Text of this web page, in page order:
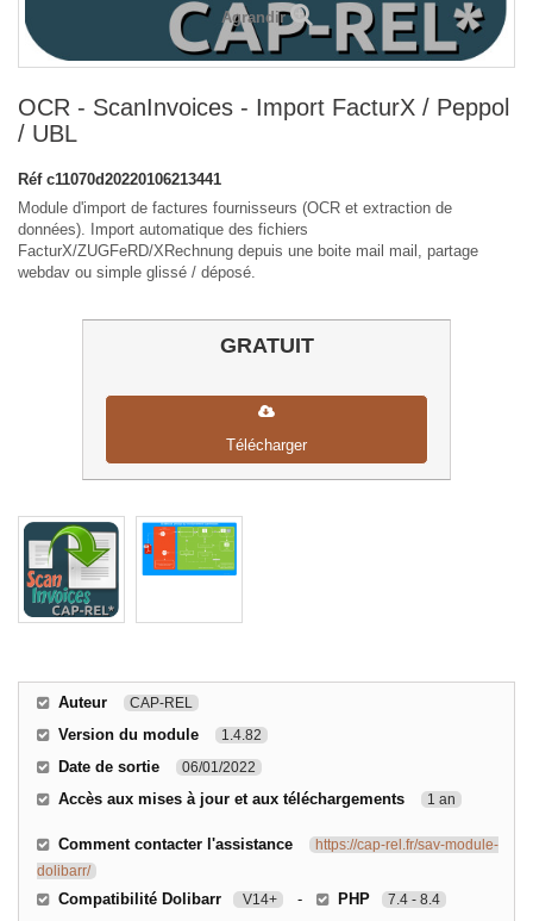
Agrandir
OCR - ScanInvoices - Import FacturX / Peppol
/ UBL
Réf c11070d20220106213441
Module d'import de factures fournisseurs (OCR et extraction de
données). Import automatique des fichiers
FacturX/ZUGFeRD/XRechnung depuis une boite mail mail, partage
webdav ou simple glissé / déposé.
GRATUIT
Télécharger
Auteur CAP-REL
Version du module 1.4.82
Date de sortie 06/01/2022
Accès aux mises à jour et aux téléchargements 1 an
Comment contacter l'assistance
https://cap-rel.fr/sav-module-
dolibarr/
Compatibilité Dolibarr V14+ - PHP 7.4 - 8.4